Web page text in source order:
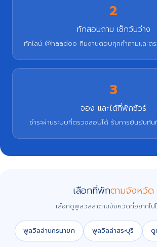
2
ทักสอบถาม เช็กวันว่าง
ทักไลน์ @haadoo ทีมงานตอบทุกคำถามและต
3
จอง และได้ที่พักชัวร์
ชำระผ่านระบบที่ตรวจสอบได้ รับการยืนยันทัน
เลือกที่พักตามจังหวัด
เลือกดูพูลวิลล่าตามจังหวัดที่อยากไป
พูลวิลล่านครนายก พูลวิลล่าสระบุรี ดู